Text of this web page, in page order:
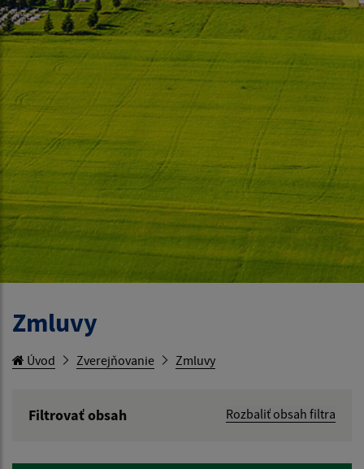
Zmluvy
Úvod Zverejňovanie Zmluvy
Filtrovať obsah
Rozbaliť obsah filtra